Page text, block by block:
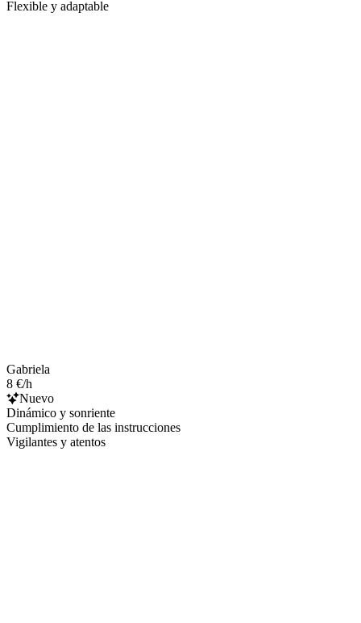
Flexible y adaptable
Gabriela
8 €/h
Nuevo
Dinámico y sonriente
Cumplimiento de las instrucciones
Vigilantes y atentos